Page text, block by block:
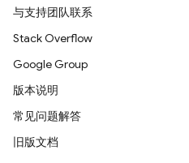
与支持团队联系
Stack Overflow
Google Group
版本说明
常见问题解答
旧版文档